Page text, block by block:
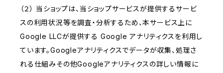
（２） 当ショップは、当ショップサービスが提供するサービ
スの利用状況等を調査・分析するため、本サービス上に
Google LLCが提供する Google アナリティクスを利用し
ています。Googleアナリティクスでデータが収集、処理さ
れる仕組みその他Googleアナリティクスの詳しい情報に